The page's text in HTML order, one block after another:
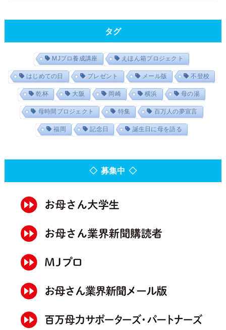
タグ
MJプロ養成講座 えほん箱プロジェクト
はじめての日 プレゼント メール版 不登校
乾杯 大阪 岡崎 横浜 母の湯
母時間プロジェクト 特集 百万人の夢宣言
福岡 記念日 誕生日に母を語る
◇ 募集中 ◇